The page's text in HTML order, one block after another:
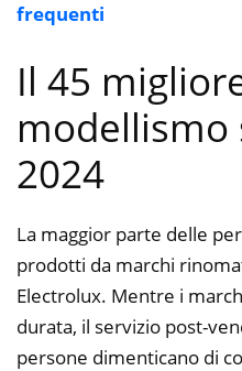
frequenti
Il 45
modellismo
2024
La maggior parte delle
prodotti da marchi
Electrolux. Mentre i
durata, il servizio post-
persone dimenticano di